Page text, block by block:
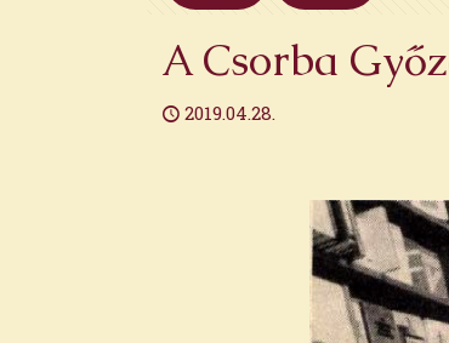
A Csorba
2019.04.28.